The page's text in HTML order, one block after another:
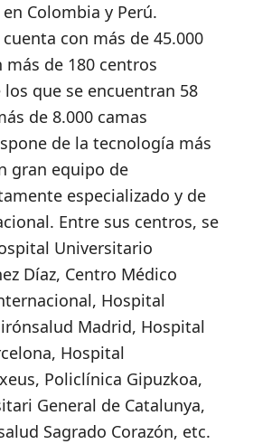
Colombia y Perú.
con más de 45.000
de 180 centros
que se encuentran 58
de 8.000 camas
de la tecnología más
gran equipo de
especializado y de
Entre sus centros, se
Universitario
Díaz, Centro Médico
Hospital
Madrid, Hospital
Hospital
Policlínica Gipuzkoa,
General de Catalunya,
Sagrado Corazón, etc.